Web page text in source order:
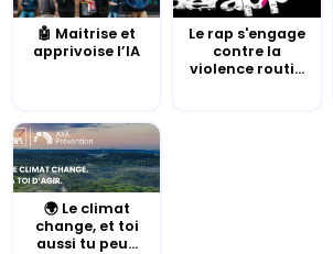
🤖 Maitrise et
apprivoise l’IA
Le rap s'engage
contre la
violence routi...
🌍 Le climat
change, et toi
aussi tu peu...